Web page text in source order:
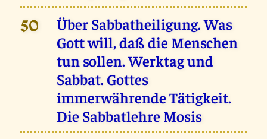
50
Über Sabbatheiligung. Was
Gott will, daß die Menschen
tun sollen. Werktag und
Sabbat. Gottes
immerwährende Tätigkeit.
Die Sabbatlehre Mosis